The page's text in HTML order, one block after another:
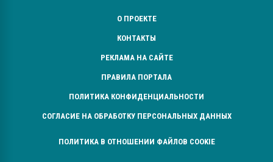
О ПРОЕКТЕ
КОНТАКТЫ
РЕКЛАМА НА САЙТЕ
ПРАВИЛА ПОРТАЛА
ПОЛИТИКА КОНФИДЕНЦИАЛЬНОСТИ
СОГЛАСИЕ НА ОБРАБОТКУ ПЕРСОНАЛЬНЫХ ДАННЫХ
ПОЛИТИКА В ОТНОШЕНИИ ФАЙЛОВ COOKIE